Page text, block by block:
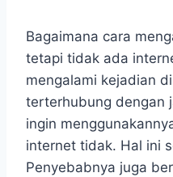
Bagaimana cara
tetapi tidak ada
mengalami kejadian
terterhubung dengan
ingin
internet tidak. Hal ini
Penyebabnya juga